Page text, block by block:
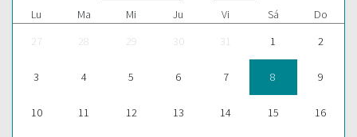
Lu Ma Mi Ju Vi Sá
Do
27
28 29 30 31 1 2
3 4 5 6 7 8 9
10 11 12 13 14 15 16